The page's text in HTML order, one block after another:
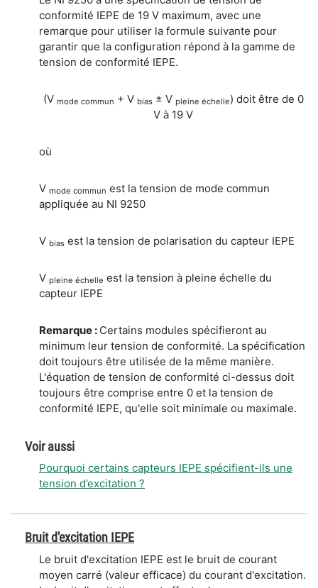
conformité IEPE de 19 V maximum, avec une
remarque pour utiliser la formule suivante pour
garantir que la configuration répond à la gamme de
tension de conformité IEPE.
(V mode commun + V bias ± V pleine échelle) doit être de 0
V à 19 V
où
V mode commun est la tension de mode commun
appliquée au NI 9250
V bias est la tension de polarisation du capteur IEPE
V pleine échelle est la tension à pleine échelle du
capteur IEPE
Remarque : Certains modules spécifieront au
minimum leur tension de conformité. La spécification
doit toujours être utilisée de la même manière.
L'équation de tension de conformité ci-dessus doit
toujours être comprise entre 0 et la tension de
conformité IEPE, qu'elle soit minimale ou maximale.
Voir aussi
Pourquoi certains capteurs IEPE spécifient-ils une
tension d’excitation ?
Bruit d'excitation IEPE
Le bruit d'excitation IEPE est le bruit de courant
moyen carré (valeur efficace) du courant d'excitation.